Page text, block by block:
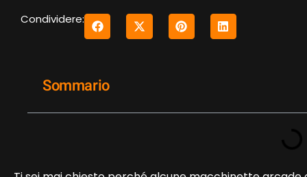
Condividere:
Sommario